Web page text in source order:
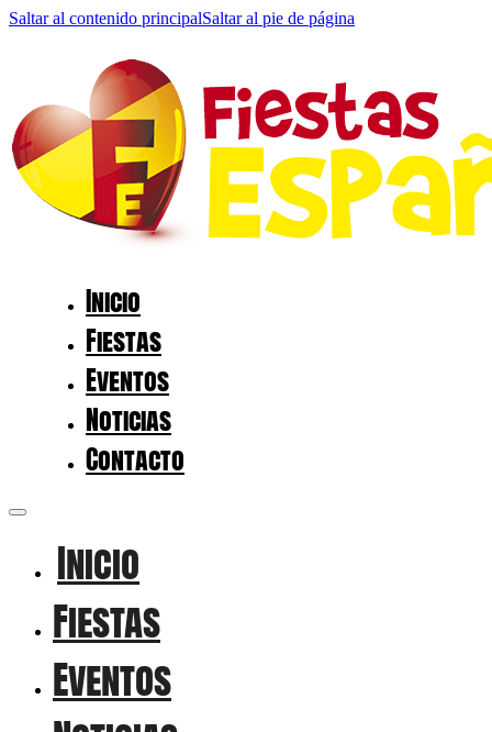
Saltar al contenido principalSaltar al pie de página
Inicio
Fiestas
Eventos
Noticias
Contacto
Inicio
Fiestas
Eventos